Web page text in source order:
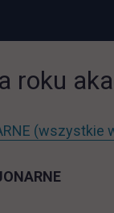
roku
(wszystkie